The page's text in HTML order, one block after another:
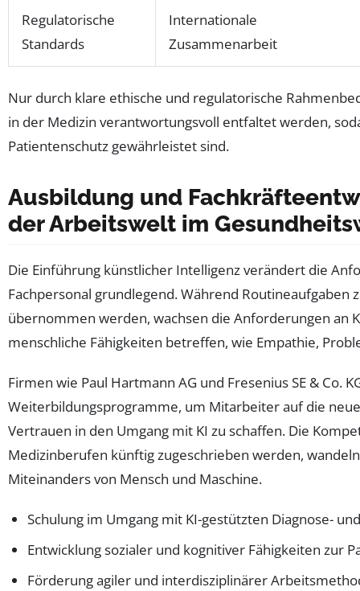
Regulatorische
Standards
Internationale
Zusammenarbeit
Nur durch klare ethische und regulatorische
in der Medizin verantwortungsvoll entfaltet werden,
Patientenschutz gewährleistet sind.
Ausbildung und
der Arbeitswelt im
Die Einführung künstlicher Intelligenz verändert die
Fachpersonal grundlegend. Während Routineaufgaben
übernommen werden, wachsen die Anforderungen an
menschliche Fähigkeiten betreffen, wie Empathie,
Firmen wie Paul Hartmann AG und Fresenius SE & Co.
Weiterbildungsprogramme, um Mitarbeiter auf die
Vertrauen in den Umgang mit KI zu schaffen. Die
Medizinberufen künftig zugeschrieben werden,
Miteinanders von Mensch und Maschine.
Schulung im Umgang mit KI-gestützten Diagnose-
Entwicklung sozialer und kognitiver Fähigkeiten zur
Förderung agiler und interdisziplinärer